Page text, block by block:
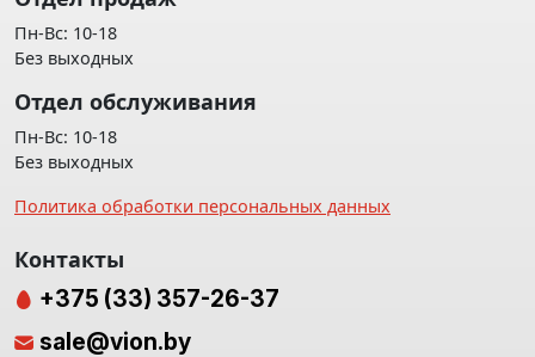
Пн-Вс: 10-18
Без выходных
Отдел обслуживания
Пн-Вс: 10-18
Без выходных
Политика обработки персональных данных
Контакты
+375 (33) 357-26-37
sale@vion.by